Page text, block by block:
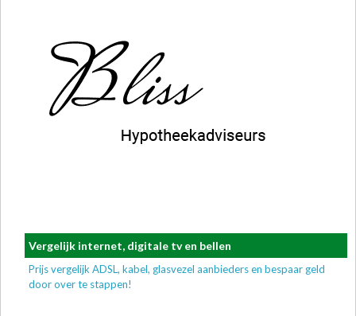
Vergelijk internet, digitale tv en bellen
Prijs vergelijk ADSL, kabel, glasvezel aanbieders en bespaar geld
door over te stappen!